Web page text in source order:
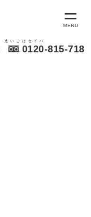
えいごはセイハ
0120-815-718